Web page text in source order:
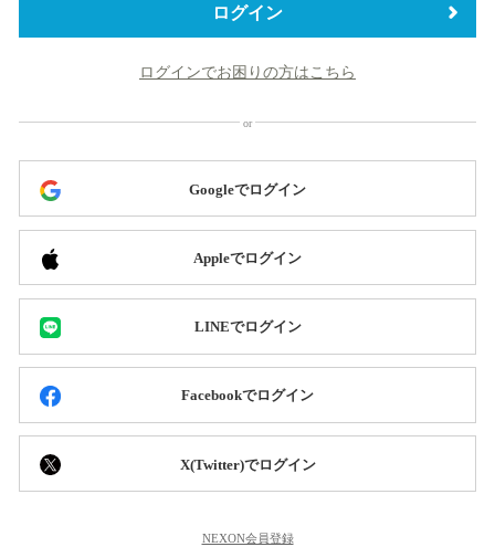
ログイン
ログインでお困りの方はこちら
Googleでログイン
Appleでログイン
LINEでログイン
Facebookでログイン
X(Twitter)でログイン
NEXON会員登録